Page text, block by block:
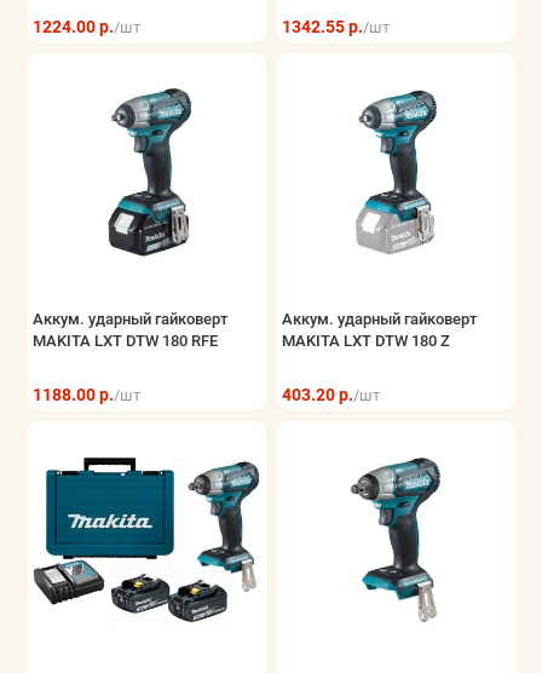
1224.00 р./шт 1342.55 р./шт
Аккум. ударный гайковерт
MAKITA LXT DTW 180 RFE
1188.00 р./шт
Аккум. ударный гайковерт
MAKITA LXT DTW 180 Z
403.20 р./шт